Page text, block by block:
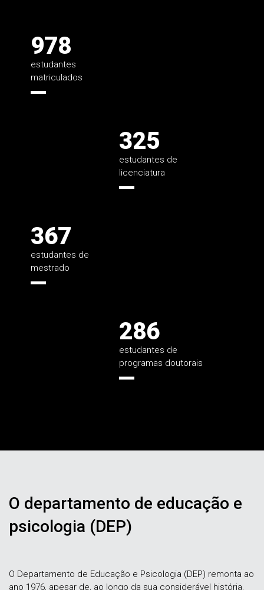
978
estudantes
matriculados
325
estudantes de
licenciatura
367
estudantes de
mestrado
286
estudantes de
programas doutorais
O departamento de educação e
psicologia (DEP)
O Departamento de Educação e Psicologia (DEP) remonta ao
ano 1976, apesar de, ao longo da sua considerável história,